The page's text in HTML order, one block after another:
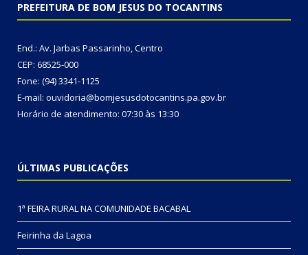
PREFEITURA DE BOM JESUS DO TOCANTINS
End.: Av. Jarbas Passarinho, Centro
CEP: 68525-000
Fone: (94) 3341-1125
E-mail: ouvidoria@bomjesusdotocantins.pa.gov.br
Horário de atendimento: 07:30 às 13:30
ÚLTIMAS PUBLICAÇÕES
1ª FEIRA RURAL NA COMUNIDADE BACABAL
Feirinha da Lagoa